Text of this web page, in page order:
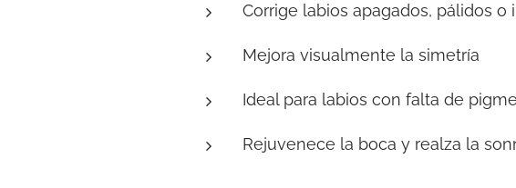
Corrige labios apagados, pálidos o
Mejora visualmente la simetría
Ideal para labios con falta de
Rejuvenece la boca y realza la